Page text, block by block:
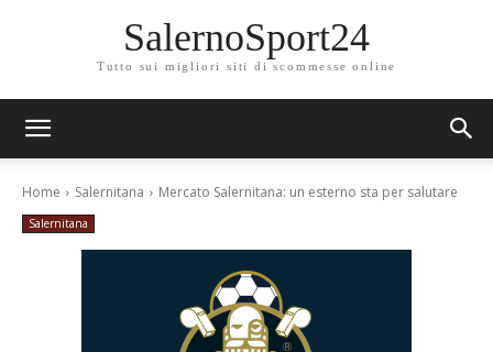
SalernoSport24
Tutto sui migliori siti di scommesse online
Home Salernitana Mercato Salernitana: un esterno sta per salutare
Salernitana